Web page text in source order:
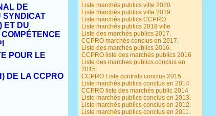
DE
SYNDICAT
ET DU
ÉTENCE
POUR LE
DE LA CCPRO
Liste marchés publics ville 2020
Liste marchés publics ville 2019
Liste marchés publics CCPRO
Liste marchés publics 2018 ville
Liste des marchés publics 2017.
CCPRO marchés conclus en 2017.
Liste des marchés publics 2016.
CCPRO liste des marchés publics 2016
Liste des marches publics.conclus en
2015.
CCPRO Liste contrats conclus 2015.
Liste marchés publics conclus en 2014.
CCPRO liste des marchés public 2014
Liste marchés publics conclus en 2013.
Liste marchés publics conclus en 2012.
Liste marchés publics conclus en 2011.